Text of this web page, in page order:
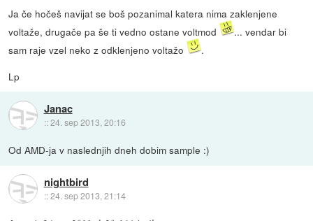
Ja če hočeš navijat se boš pozanimal katera nima zaklenjene
voltaže, drugače pa še ti vedno ostane voltmod
... vendar bi
sam raje vzel neko z odklenjeno voltažo
.
Lp
Janac
::24. sep 2013, 20:16
Od AMD-ja v naslednjih dneh dobim sample :)
nightbird
::24. sep 2013, 21:14